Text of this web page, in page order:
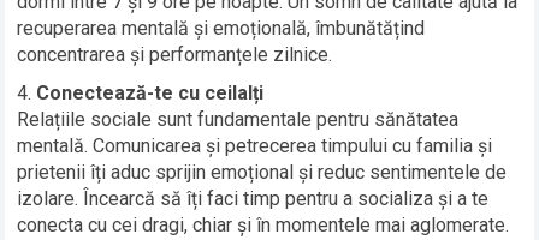
recuperarea mentală și emoțională, îmbunătățind
concentrarea și performanțele zilnice.
Conectează-te cu ceilalți
Relațiile sociale sunt fundamentale pentru sănătatea
mentală. Comunicarea și petrecerea timpului cu familia și
prietenii îți aduc sprijin emoțional și reduc sentimentele de
izolare. Încearcă să îți faci timp pentru a socializa și a te
conecta cu cei dragi, chiar și în momentele mai aglomerate.